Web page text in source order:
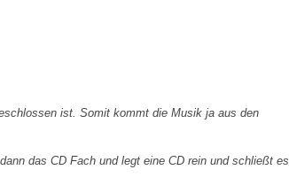
ist. Somit kommt die Musik ja aus den
das CD Fach und legt eine CD rein und schließt es